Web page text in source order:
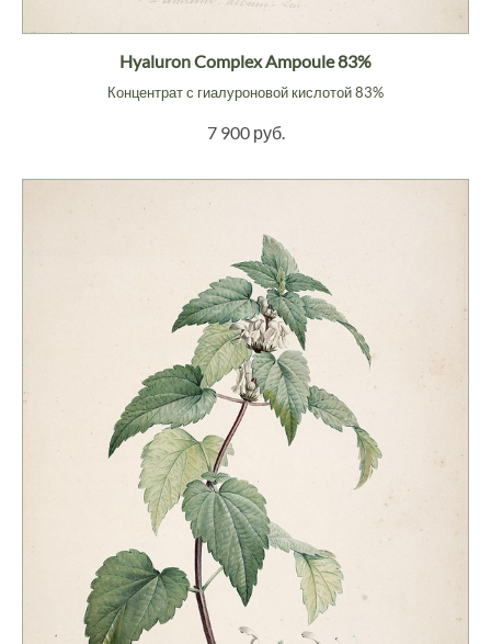
Hyaluron Complex Ampoule 83%
Концентрат с гиалуроновой кислотой 83%
7 900 руб.